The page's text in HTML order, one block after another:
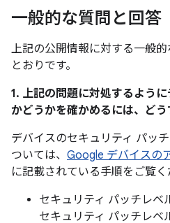
一般的な質問と回答
上記の公開情報に対する一般
とおりです。
1. 上記の問題に対処するよう
かどうかを確かめるには、ど
デバイスのセキュリティ パッ
ついては、 Google デバイスの
に記載されている手順をご覧く
セキュリティ パッチレベ
セキュリティ パッチレベ